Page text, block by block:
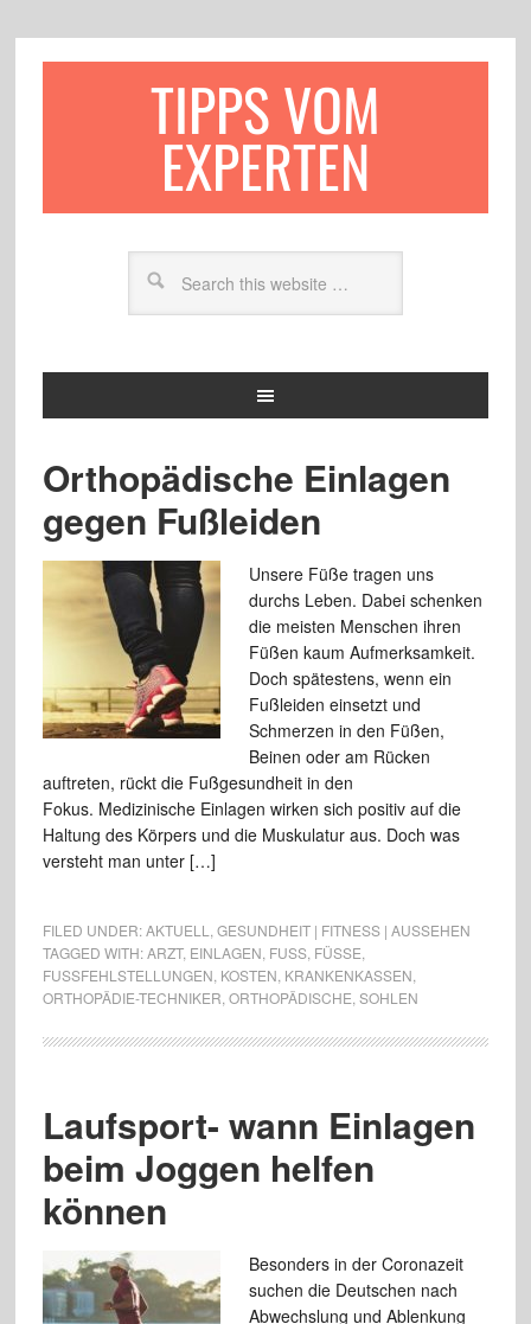
TIPPS VOM
EXPERTEN
Orthopädische Einlagen
gegen Fußleiden
Unsere Füße tragen uns
durchs Leben. Dabei schenken
die meisten Menschen ihren
Füßen kaum Aufmerksamkeit.
Doch spätestens, wenn ein
Fußleiden einsetzt und
Schmerzen in den Füßen,
Beinen oder am Rücken
auftreten, rückt die Fußgesundheit in den
Fokus. Medizinische Einlagen wirken sich positiv auf die
Haltung des Körpers und die Muskulatur aus. Doch was
versteht man unter […]
FILED UNDER:AKTUELL
GESUNDHEIT | FITNESS | AUSSEHEN
TAGGED WITH:ARZT, EINLAGEN FUSS , FÜSSE
FUSSFEHLSTELLUNGEN
KOSTEN KRANKENKASSEN
ORTHOPÄDIE-TECHNIKER ORTHOPÄDISCHE SOHLEN
Laufsport- wann Einlagen
beim Joggen helfen
können
Besonders in der Coronazeit
suchen die Deutschen nach
Abwechslung und Ablenkung